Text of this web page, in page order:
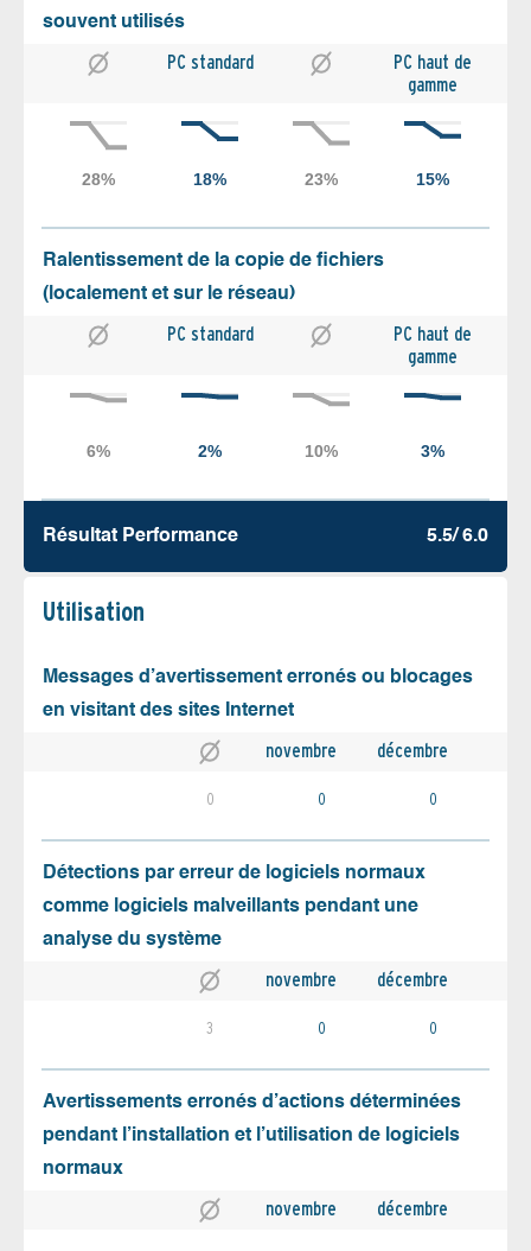
souvent utilisés
PC standard
PC haut de
gamme
Ralentissement de la copie de fichiers
(localement et sur le réseau)
PC standard
PC haut de
gamme
Résultat Performance 5.5/ 6.0
Utilisation
Messages d’avertissement erronés ou blocages
en visitant des sites Internet
novembre décembre
0 0 0
Détections par erreur de logiciels normaux
comme logiciels malveillants pendant une
analyse du système
novembre décembre
3 0 0
Avertissements erronés d’actions déterminées
pendant l’installation et l’utilisation de logiciels
normaux
novembre décembre